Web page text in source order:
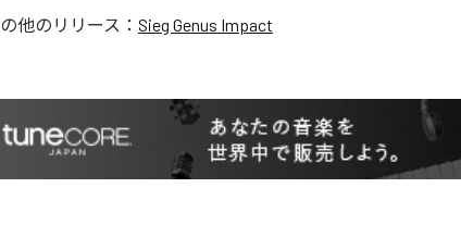
の他のリリース： Sieg Genus Impact